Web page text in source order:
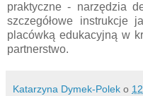
praktyczne - narzędzia
szczegółowe instrukcje
placówką edukacyjną w
partnerstwo.
Katarzyna Dymek-Polek o